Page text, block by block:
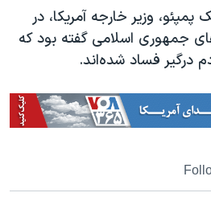
وزیر خارجه آمریکا، در
جمهوری اسلامی گفته بود که
درگیر فساد شده‌اند.